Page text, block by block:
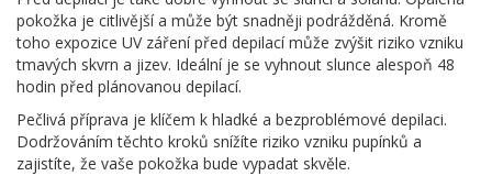
pokožka je citlivější a může být snadněji podrážděná. Kromě
toho expozice UV záření před depilací může zvýšit riziko vzniku
tmavých skvrn a jizev. Ideální je se vyhnout slunce alespoň 48
hodin před plánovanou depilací.
Pečlivá příprava je klíčem k hladké a bezproblémové depilaci.
Dodržováním těchto kroků snížíte riziko vzniku pupínků a
zajistíte, že vaše pokožka bude vypadat skvěle.